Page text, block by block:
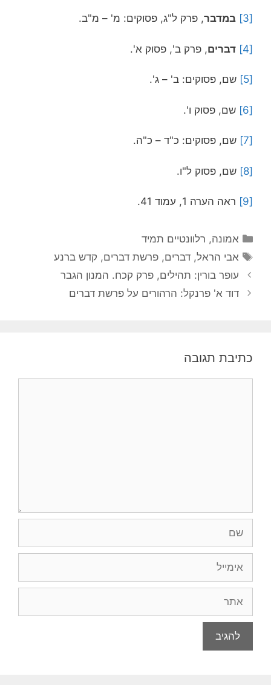
[3] במדבר, פרק ל"ג, פסוקים: מ' – מ"ב.
[4] דברים, פרק ב', פסוק א'.
[5] שם, פסוקים: ב' – ג'.
[6] שם, פסוק ו'.
[7] שם, פסוקים: כ"ד – כ"ה.
[8] שם, פסוק ל"ו.
[9] ראה הערה 1, עמוד 41.
קטגוריות
אמונה, רלוונטיים תמיד
תגיות
אבי הראל,דברים,פרשת דברים, קדש ברנע
עופר בורין: תהילים, פרק קכח. המנון הגבר
דוד א' פרנקל: הרהורים על פרשת דברים
כתיבת תגובה